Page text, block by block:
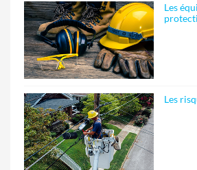
Les
Les